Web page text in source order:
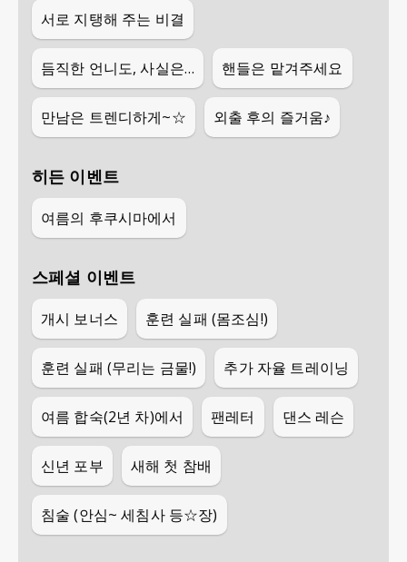
서로 지탱해 주는 비결
듬직한 언니도, 사실은… 핸들은 맡겨주세요
만남은 트렌디하게~☆ 외출 후의 즐거움♪
히든 이벤트
여름의 후쿠시마에서
스페셜 이벤트
개시 보너스 훈련 실패 (몸조심!)
훈련 실패 (무리는 금물!) 추가 자율 트레이닝
여름 합숙(2년 차)에서 팬레터 댄스 레슨
신년 포부 새해 첫 참배
침술 (안심~ 세침사 등☆장)